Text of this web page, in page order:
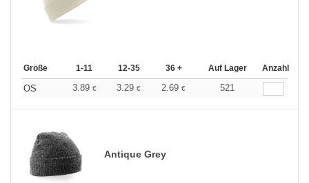
Größe 1-11 12-35 36 + Auf Lager Anzahl
OS 3.89 € 3.29 € 2.69 € 521
Antique Grey